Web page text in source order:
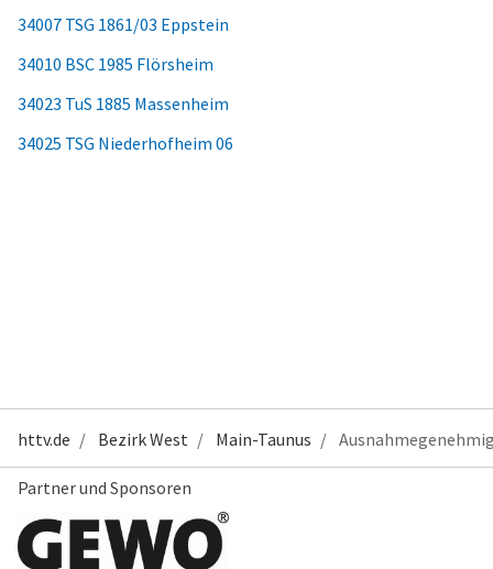
34007 TSG 1861/03 Eppstein
34010 BSC 1985 Flörsheim
34023 TuS 1885 Massenheim
34025 TSG Niederhofheim 06
httv.de Bezirk West Main-Taunus
Partner und Sponsoren